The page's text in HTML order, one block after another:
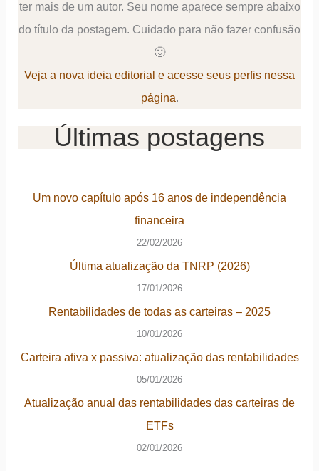
ter mais de um autor. Seu nome aparece sempre abaixo
do título da postagem. Cuidado para não fazer confusão
🙂
Veja a nova ideia editorial e acesse seus perfis nessa
página.
Últimas postagens
Um novo capítulo após 16 anos de independência
financeira
22/02/2026
Última atualização da TNRP (2026)
17/01/2026
Rentabilidades de todas as carteiras – 2025
10/01/2026
Carteira ativa x passiva: atualização das rentabilidades
05/01/2026
Atualização anual das rentabilidades das carteiras de
ETFs
02/01/2026